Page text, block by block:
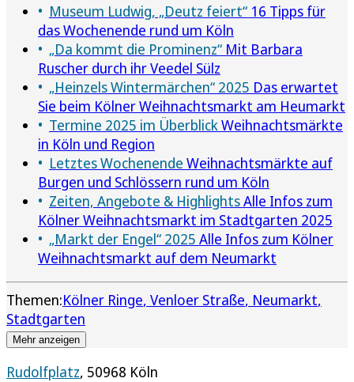
Museum Ludwig, „Deutz feiert“ 16 Tipps für
das Wochenende rund um Köln
„Da kommt die Prominenz“ Mit Barbara
Ruscher durch ihr Veedel Sülz
„Heinzels Wintermärchen“ 2025 Das erwartet
Sie beim Kölner Weihnachtsmarkt am Heumarkt
Termine 2025 im ÜberblickWeihnachtsmärkte
in Köln und Region
Letztes Wochenende Weihnachtsmärkte auf
Burgen und Schlössern rund um Köln
Zeiten, Angebote & HighlightsAlle Infos zum
Kölner Weihnachtsmarkt im Stadtgarten 2025
„Markt der Engel“ 2025 Alle Infos zum Kölner
Weihnachtsmarkt auf dem Neumarkt
Themen:Kölner Ringe Venloer Straße Neumarkt
Stadtgarten
Mehr anzeigen
Rudolfplatz, 50968 Köln